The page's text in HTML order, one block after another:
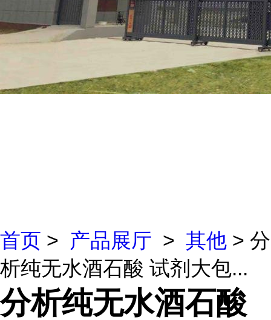
首页 > 产品展厅 > 其他 > 分
析纯无水酒石酸 试剂大包...
分析纯无水酒石酸